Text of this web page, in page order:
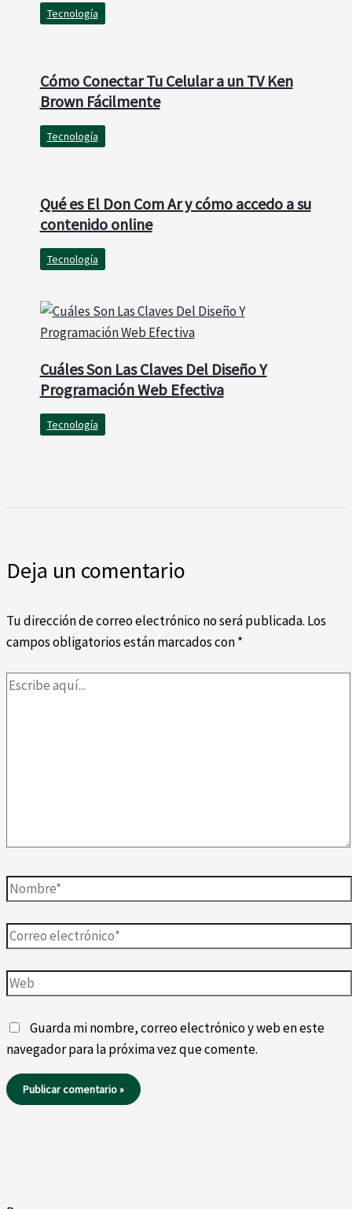
Tecnología
Cómo Conectar Tu Celular a un TV Ken
Brown Fácilmente
Tecnología
Qué es El Don Com Ar y cómo accedo a su
contenido online
Tecnología
Cuáles Son Las Claves Del Diseño Y
Programación Web Efectiva
Tecnología
Deja un comentario
Tu dirección de correo electrónico no será publicada. Los
campos obligatorios están marcados con*
Escribe
Nombre*
Correo
electrónico*
Web
Guarda mi nombre, correo electrónico y web en este
navegador para la próxima vez que comente.